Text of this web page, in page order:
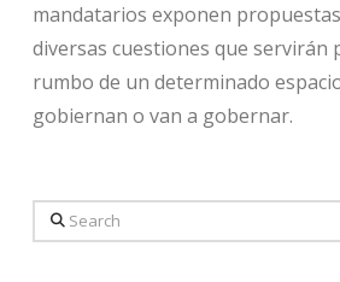
mandatarios exponen
diversas cuestiones que servirán
rumbo de un determinado
gobiernan o van a gobernar.
Search